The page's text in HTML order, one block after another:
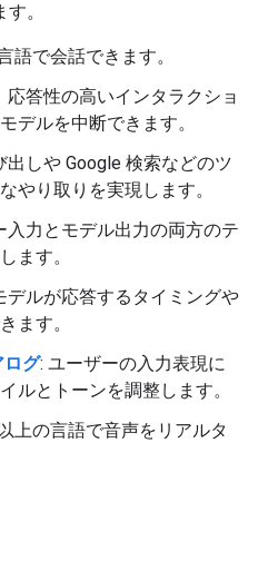
。
語で会話できます。
応答性の高いインタラクショ
デルを中断できます。
出しや Google 検索などのツ
やり取りを実現します。
入力とモデル出力の両方のテ
ます。
デルが応答するタイミングや
ます。
ログ: ユーザーの入力表現に
ルとトーンを調整します。
上の言語で音声をリアルタ